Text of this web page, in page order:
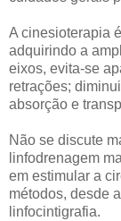
A cinesioterapia
adquirindo a
eixos, evita-se
retrações;
absorção e
Não se discute
linfodrenagem
em estimular a
métodos, desde
linfocintigrafia.